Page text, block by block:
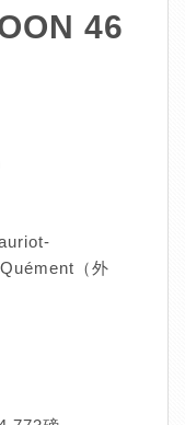
46
（外